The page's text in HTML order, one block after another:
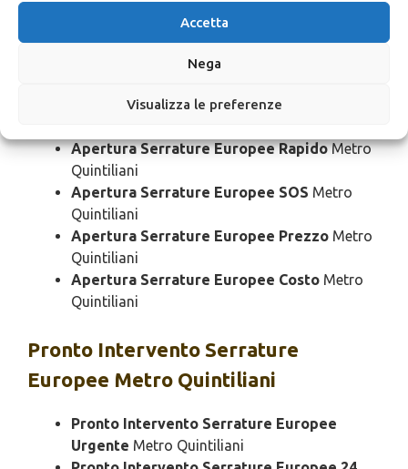
Accetta
Nega
Visualizza le preferenze
Apertura Serrature Europee Economico
Metro Quintiliani
Apertura Serrature Europee Domenica
Apertura Serrature Europee Notturno
Apertura Serrature Europee RapidoMetro
Quintiliani
Apertura Serrature Europee SOS Metro
Quintiliani
Apertura Serrature Europee Prezzo Metro
Quintiliani
Apertura Serrature Europee Costo Metro
Quintiliani
Pronto Intervento Serrature
Europee Metro Quintiliani
Pronto Intervento Serrature Europee
Urgente Metro Quintiliani